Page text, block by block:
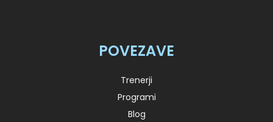
POVEZAVE
Trenerji
Programi
Blog